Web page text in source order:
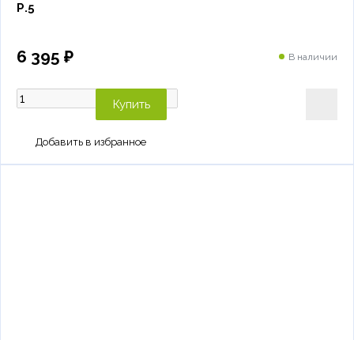
Р.5
6 395 ₽ В наличии
Купить